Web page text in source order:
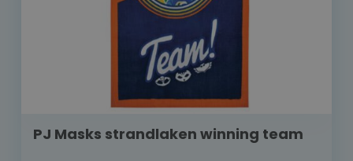
PJ Masks strandlaken winning team